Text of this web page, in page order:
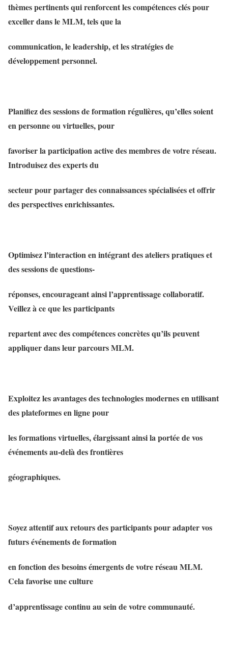
thèmes pertinents qui renforcent les compétences clés pour
exceller dans le MLM, tels que la
communication, le leadership, et les stratégies de
développement personnel.
Planifiez des sessions de formation régulières, qu’elles soient
en personne ou virtuelles, pour
favoriser la participation active des membres de votre réseau.
Introduisez des experts du
secteur pour partager des connaissances spécialisées et offrir
des perspectives enrichissantes.
Optimisez l’interaction en intégrant des ateliers pratiques et
des sessions de questions-
réponses, encourageant ainsi l’apprentissage collaboratif.
Veillez à ce que les participants
repartent avec des compétences concrètes qu’ils peuvent
appliquer dans leur parcours MLM.
Exploitez les avantages des technologies modernes en utilisant
des plateformes en ligne pour
les formations virtuelles, élargissant ainsi la portée de vos
événements au-delà des frontières
géographiques.
Soyez attentif aux retours des participants pour adapter vos
futurs événements de formation
en fonction des besoins émergents de votre réseau MLM.
Cela favorise une culture
d’apprentissage continu au sein de votre communauté.